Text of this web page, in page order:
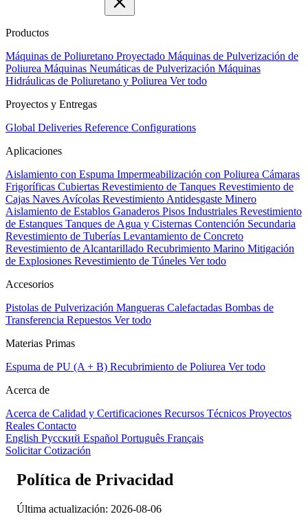
Productos
Máquinas de Poliuretano Proyectado Máquinas de Pulverización de
Poliurea Máquinas Neumáticas de Pulverización Máquinas
Hidráulicas de Poliuretano y Poliurea Ver todo
Proyectos y Entregas
Global Deliveries Reference Configurations
Aplicaciones
Aislamiento con Espuma Impermeabilización con Poliurea Cámaras
Frigoríficas Cubiertas Revestimiento de Tanques Revestimiento de
Cajas Naves Avícolas Revestimiento Antidesgaste Minero
Aislamiento de Establos Ganaderos Pisos Industriales Revestimiento
de Estanques Tanques de Agua y Cisternas Contención Secundaria
Revestimiento de Tuberías Levantamiento de Concreto
Revestimiento de Alcantarillado Recubrimiento Marino Mitigación
de Explosiones Revestimiento de Túneles Ver todo
Accesorios
Pistolas de Pulverización Mangueras Calefactadas Bombas de
Transferencia Repuestos Ver todo
Materias Primas
Espuma de PU (A + B) Recubrimiento de Poliurea Ver todo
Acerca de
Acerca de Calidad y Certificaciones Recursos Técnicos Proyectos
Reales Contacto
English Русский Español Português Français
Solicitar Cotización
Política de Privacidad
Última actualización: 2026-08-06